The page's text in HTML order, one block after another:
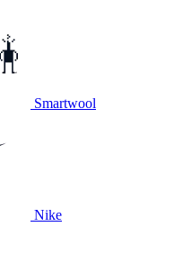
Smartwool
Nike